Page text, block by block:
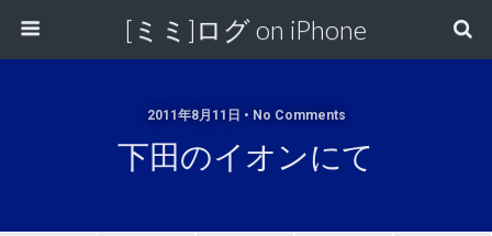
[ミミ]ログ on iPhone
2011年8月11日 • No Comments
下田のイオンにて